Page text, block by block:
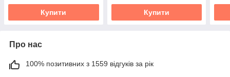
Купити Купити
Про нас
100% позитивних з 1559 відгуків за рік